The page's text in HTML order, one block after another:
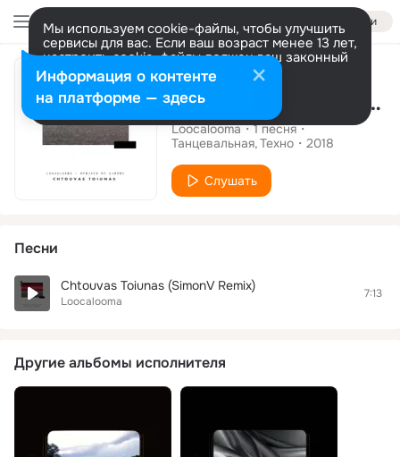
Войти
Мы используем cookie-файлы, чтобы улучшить
сервисы для вас. Если ваш возраст менее 13 лет,
настроить cookie-файлы должен ваш законный
представитель. Больше информации
Разрешить все Настроить
Сингл
Chtouvas Toiunas (SimonV Remix)
Loocalooma 1песня
Танцевальная Техно 2018
Слушать
Песни
Chtouvas Toiunas (SimonV Remix)
Loocalooma
7:13
Другие альбомы исполнителя
Информация о контенте
на платформе — здесь